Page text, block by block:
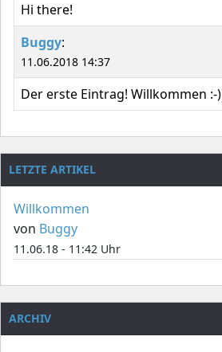
Hi there!
Buggy:
11.06.2018 14:37
Der erste Eintrag! Willkommen :-)
LETZTE ARTIKEL
Willkommen
von Buggy
11.06.18 - 11:42 Uhr
ARCHIV